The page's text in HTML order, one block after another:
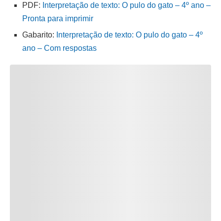
PDF: Interpretação de texto: O pulo do gato – 4º ano –
Pronta para imprimir
Gabarito: Interpretação de texto: O pulo do gato – 4º
ano – Com respostas